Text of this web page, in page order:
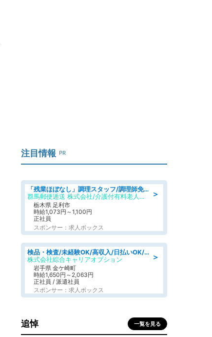
注目情報 PR
＞
「残業ほぼなし」調理スタッフ/調理師免許必須/正職員/日勤のみ/介護付き有料老人ホーム/社会保障完備
群馬郵便逓送 株式会社/介護付有料老人ホーム ふる里
栃木県 足利市
時給1,073円～1,100円
正社員
スポンサー：求人ボックス
＞
検品・検査/未経験OK/高収入/日払いOK/交替制/20・30・40代活躍中
株式会社綜合キャリアオプション
岩手県 金ケ崎町
時給1,650円～2,063円
正社員 / 派遣社員
スポンサー：求人ボックス
追悼 一覧を見る